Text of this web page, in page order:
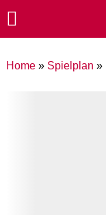
Home» Spielplan »